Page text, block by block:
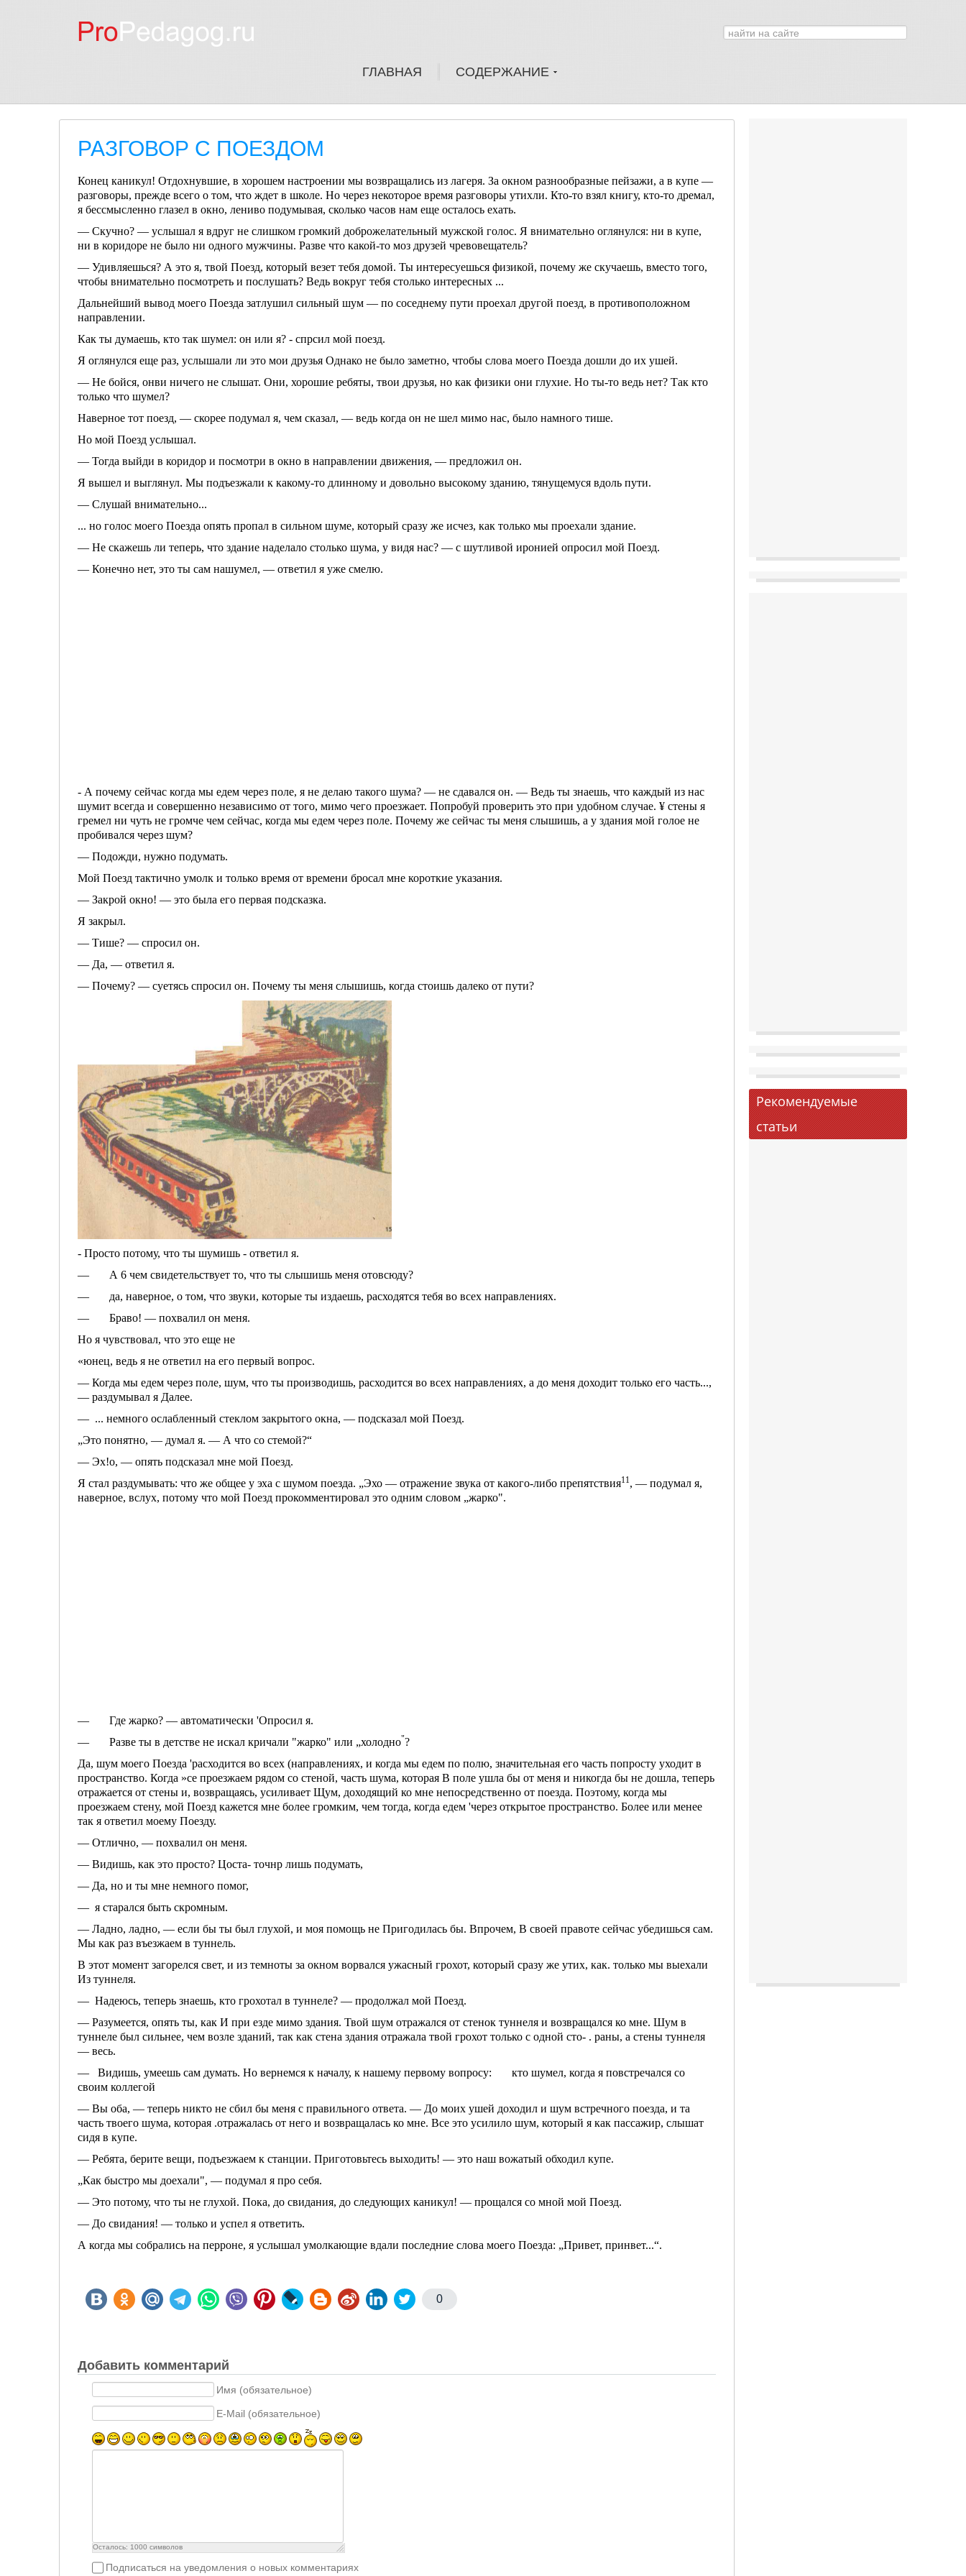
ГЛАВНАЯ СОДЕРЖАНИЕ
РАЗГОВОР С ПОЕЗДОМ
Конец каникул! Отдохнувшие, в хорошем настроении мы возвраща­лись из лагеря. За окном разнооб­разные пейзажи, а в купе —
разго­воры, прежде всего о том, что ждет в школе. Но через некоторое время разговоры утихли. Кто-то взял кни­гу, кто-то дремал,
я бессмысленно глазел в окно, лениво подумывая, сколько часов нам еще осталось ехать.
— Скучно? — услышал я вдруг не слишком громкий доброжелательный мужской голос. Я внимательно огля­нулся: ни в купе,
ни в коридоре не было ни одного мужчины. Разве что какой-то моз друзей чревовещатель?
— Удивляешься? А это я, твой Поезд, который везет тебя домой. Ты интересуешься физикой, почему же скучаешь, вместо того,
чтобы внима­тельно посмотреть и послушать? Ведь вокруг тебя столько интерес­ных ...
Дальнейший вывод моего Поезда затлушил сильный шум — по сосед­нему пути проехал другой поезд, в противоположном
направлении.
Как ты думаешь, кто так шумел: он или я? - спрсил мой поезд.
Я оглянулся еще раз, услышали ли это мои друзья Однако не было за­метно, чтобы слова моего Поезда до­шли до их ушей.
— Не бойся, онви ничего не слы­шат. Они, хорошие ребяты, твои дру­зья, но как физики они глухие. Но ты-то ведь нет? Так кто
только что шумел?
Наверное тот поезд, — скорее подумал я, чем сказал, — ведь когда он не шел мимо нас, было намного тише.
Но мой Поезд услышал.
— Тогда выйди в коридор и посмо­три в окно в направлении движения, — предложил он.
Я вышел и выглянул. Мы подъез­жали к какому-то длинному и до­вольно высокому зданию, тянуще­муся вдоль пути.
— Слушай внимательно...
... но голос моего Поезда опять про­пал в сильном шуме, который сразу же исчез, как только мы проехали здание.
— Не скажешь ли теперь, что зда­ние наделало столько шума, у видя нас? — с шутливой иронией опросил мой Поезд.
— Конечно нет, это ты сам нашу­мел, — ответил я уже смелю.
- А почему сейчас когда мы едем через поле, я не делаю такого шума? — не сдавался он. — Ведь ты зна­ешь, что каждый из нас
шумит все­гда и совершенно независимо от того, мимо чего проезжает. Попробуй про­верить это при удобном случае. ¥ стены я
гремел ни чуть не громче чем сейчас, когда мы едем через по­ле. Почему же сейчас ты меня слы­шишь, а у здания мой голое не
про­бивался через шум?
— Подожди, нужно подумать.
Мой Поезд тактично умолк и толь­ко время от времени бросал мне ко­роткие указания.
— Закрой окно! — это была его первая подсказка.
Я закрыл.
— Тише? — спросил он.
— Да, — ответил я.
— Почему? — суетясь спросил он. Почему ты меня слышишь, когда стоишь далеко от пути?
- Просто потому, что ты шумишь - ответил я.
— А 6 чем свидетельствует то, что ты слышишь меня отовсюду?
— да, наверное, о том, что звуки, которые ты издаешь, расходятся тебя во всех направлениях.
— Браво! — похвалил он меня.
Но я чувствовал, что это еще не
«юнец, ведь я не ответил на его пер­вый вопрос.
— Когда мы едем через поле, шум, что ты производишь, расходится во всех направлениях, а до меня дохо­дит только его часть...,
— раздумы­вал я Далее.
— ... немного ослабленный стеклом закрытого окна, — подсказал мой Поезд.
„Это понятно, — думал я. — А что со стемой?“
— Эх!о, — опять подсказал мне мой Поезд.
Я стал раздумывать: что же общее у эха с шумом поезда. „Эхо — отра­жение звука от какого-либо препят­ствия11, — подумал я,
наверное, вслух, потому что мой Поезд проком­ментировал это одним словом „жар­ко".
— Где жарко? — автоматически 'Опросил я.
— Разве ты в детстве не искал кричали "жарко" или „холодно"?
Да, шум моего Поезда 'расходится во всех (направлениях, и когда мы едем по полю, значительная его часть попросту уходит в
пространство. Ко­гда »се проезжаем рядом со стеной, часть шума, которая В поле ушла бы от меня и никогда бы не дошла, те­перь
отражается от стены и, возвра­щаясь, усиливает Щум, доходящий ко мне непосредственно от поезда. Поэтому, когда мы
проезжаем стену, мой Поезд кажется мне более гром­ким, чем тогда, когда едем 'через от­крытое пространство. Более или ме­нее
так я ответил моему Поезду.
— Отлично, — похвалил он меня.
— Видишь, как это просто? Цоста- точнр лишь подумать,
— Да, но и ты мне немного помог,
— я старался быть скромным.
— Ладно, ладно, — если бы ты был глухой, и моя помощь не Приго­дилась бы. Впрочем, В своей правоте сейчас убедишься сам.
Мы как раз въезжаем в туннель.
В этот момент загорелся свет, и из темноты за окном ворвался ужасный грохот, который сразу же утих, как. только мы выехали
Из туннеля.
— Надеюсь, теперь знаешь, кто грохотал в туннеле? — продолжал мой Поезд.
— Разумеется, опять ты, как И при езде мимо здания. Твой шум отра­жался от стенок туннеля и возвращался ко мне. Шум в
туннеле был сильнее, чем возле зда­ний, так как стена зда­ния отражала твой гро­хот только с одной сто- . раны, а стены туннеля
— весь.
— Видишь, умеешь сам думать. Но вернемся к началу, к нашему пер­вому вопросу: кто шу­мел, когда я повстре­чался со
своим колле­гой
— Вы оба, — теперь никто не сбил бы меня с правильного ответа. — До моих ушей доходил и шум встреч­ного поезда, и та
часть твоего шума, которая .отражалась от него и возвра­щалась ко мне. Все это усилило шум, который я как пассажир, слышат
сидя в купе.
— Ребята, берите вещи, подъез­жаем к станции. Приготовьтесь вы­ходить! — это наш вожатый обходил купе.
„Как быстро мы доехали", — поду­мал я про себя.
— Это потому, что ты не глухой. Пока, до свидания, до следующих каникул! — прощался со мной мой Поезд.
— До свидания! — только и успел я ответить.
А когда мы собрались на перроне, я услышал умолкающие вдали по­следние слова моего Поезда: „При­вет, принвет...“.
0
Добавить комментарий
Имя (обязательное)
E-Mail (обязательное)
Осталось: 1000 символов
Подписаться на уведомления о новых комментариях
Рекомендуемые
статьи